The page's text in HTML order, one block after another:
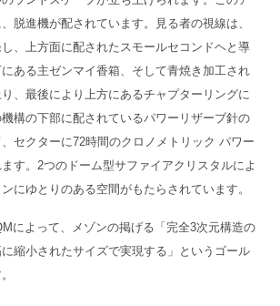
脱進機が配されています。見る者の視線は、
、上方面に配されたスモールセコンドヘと導
ある主ゼンマイ香箱、そして青焼き加工され
、最後により上方にあるチャプターリングに
構の下部に配されているパワーリザーブ針の
セクターに72時間のクロノメトリック パワー
す。2つのドーム型サファイアクリスタルによ
にゆとりのある空間がもたらされています。
によって、メゾンの掲げる「完全3次元構造の
縮小されたサイズで実現する」というゴール